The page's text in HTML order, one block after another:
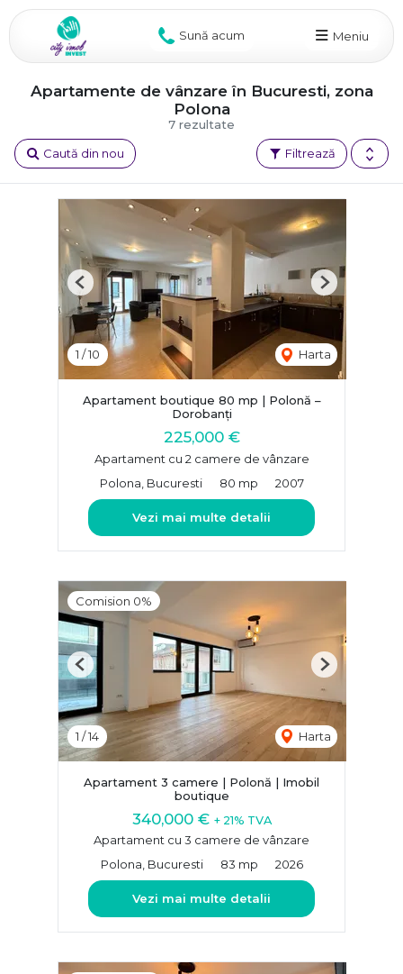
Sună acum Meniu
7 rezultate
Apartamente de vânzare în Bucuresti, zona
Polona
Filtrează
Caută din nou
1 /10 Harta
Previous Next
Apartament boutique 80 mp | Polonă –
Dorobanți
225,000 €
Apartament cu 2 camere de vânzare
Polona, Bucuresti
80 mp 2007
Vezi mai multe detalii
Comision 0%
1 /14 Harta
Previous Next
Apartament 3 camere | Polonă | Imobil
boutique
340,000 € + 21% TVA
Apartament cu 3 camere de vânzare
Polona, Bucuresti
83 mp 2026
Vezi mai multe detalii